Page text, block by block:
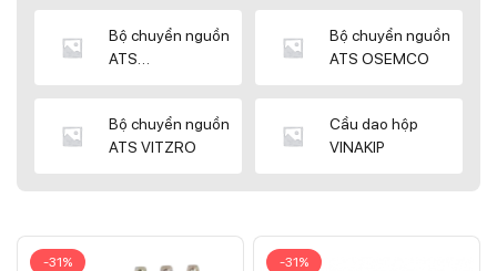
Bộ chuyển nguồn
ATS
Bộ chuyển nguồn
ATS OSEMCO
Bộ chuyển nguồn
ATS VITZRO
Cầu dao hộp
VINAKIP
-31% -31%